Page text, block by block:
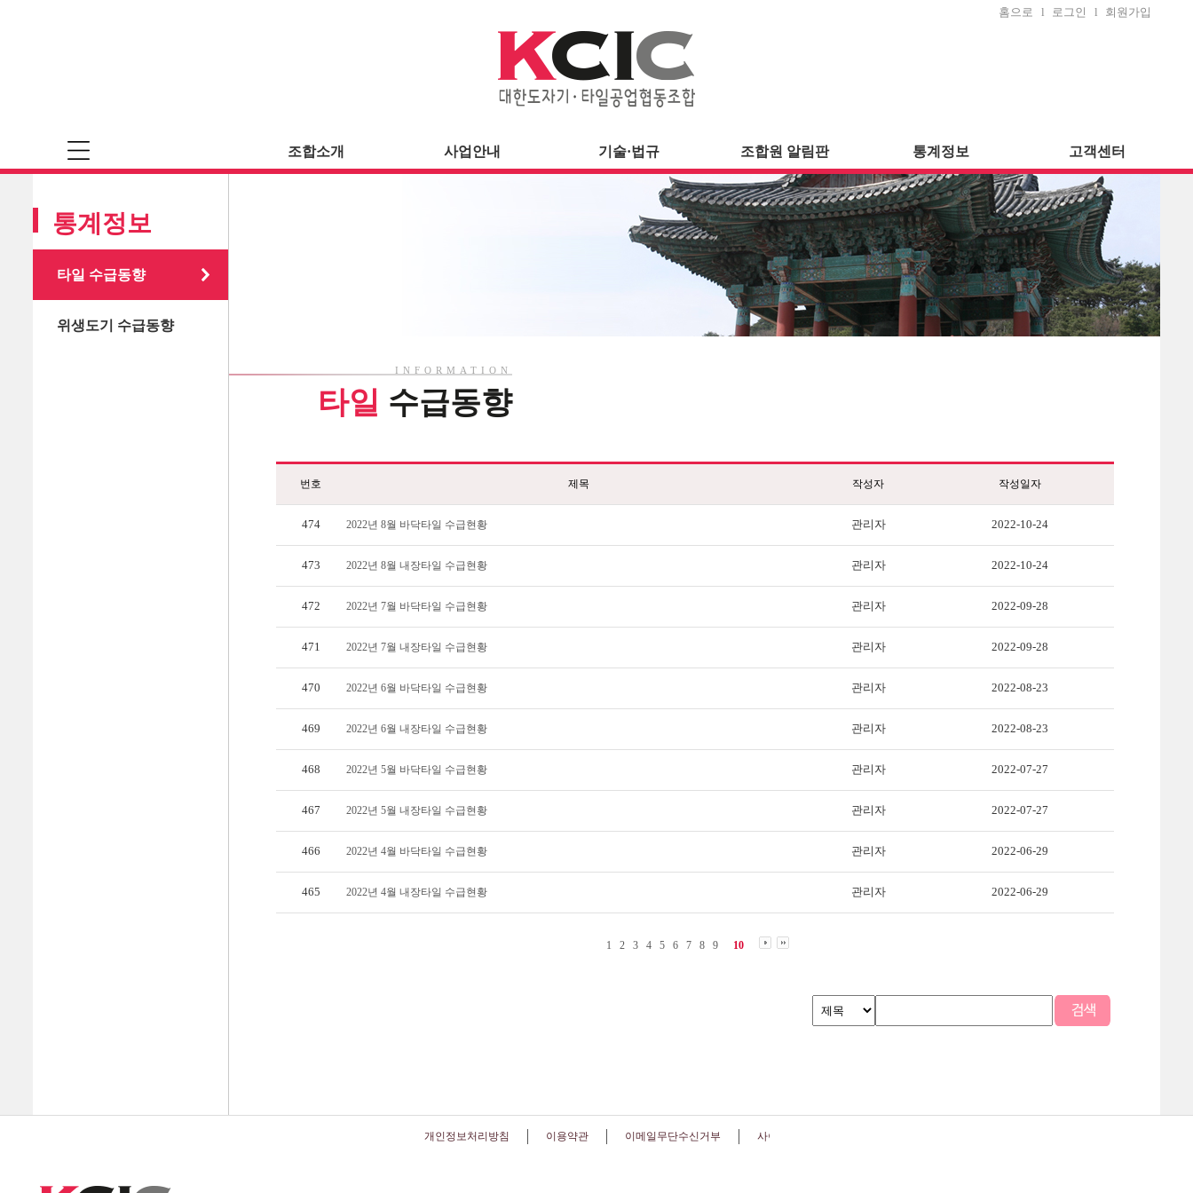
홈으로 l 로그인 l 회원가입
조합소개 사업안내 기술·법규 조합원 알림판 통계정보 고객센터
통계정보
타일 수급동향
위생도기 수급동향
INFORMATION
타일 수급동향
번호 제목 작성자 작성일자
474 2022년 8월 바닥타일 수급현황 관리자 2022-10-24
473 2022년 8월 내장타일 수급현황 관리자 2022-10-24
472 2022년 7월 바닥타일 수급현황 관리자 2022-09-28
471 2022년 7월 내장타일 수급현황 관리자 2022-09-28
470 2022년 6월 바닥타일 수급현황 관리자 2022-08-23
469 2022년 6월 내장타일 수급현황 관리자 2022-08-23
468 2022년 5월 바닥타일 수급현황 관리자 2022-07-27
467 2022년 5월 내장타일 수급현황 관리자 2022-07-27
466 2022년 4월 바닥타일 수급현황 관리자 2022-06-29
465 2022년 4월 내장타일 수급현황 관리자 2022-06-29
1 2 3 4 5 6 7 8 9 10
개인정보처리방침 이용약관 이메일무단수신거부 사이트맵